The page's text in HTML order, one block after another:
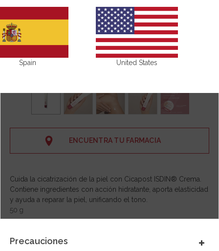
ENCUENTRA TU FARMACIA
Cuida la cicatrización de la piel con Cicapost ISDIN® Crema.
Contiene ingredientes con acción hidratante, aporta elasticidad
y ayuda a reparar la piel, unificando el tono.
50 g
Precauciones
Spain United States